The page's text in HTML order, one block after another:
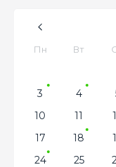
Пн Вт
3
4
10
11
17
18
24
25